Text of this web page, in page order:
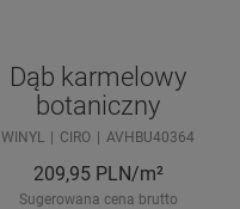
Dąb karmelowy
botaniczny
WINYL CIRO AVHBU40364
209,95 PLN/m²
Sugerowana cena brutto